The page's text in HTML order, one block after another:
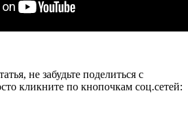
не забудьте поделиться с
кликните по кнопочкам соц.сетей: